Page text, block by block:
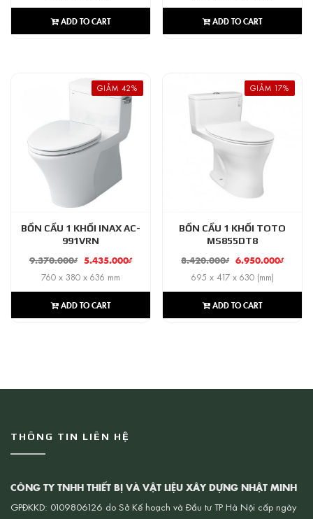
ADD TO CART ADD TO CART
GIẢM 42%
BỒN CẦU 1 KHỐI INAX AC-
991VRN
9.370.000₫ 5.435.000₫
760 x 380 x 636 mm
ADD TO CART
GIẢM 17%
BỒN CẦU 1 KHỐI TOTO
MS855DT8
8.420.000₫ 6.950.000₫
695 x 417 x 630 (mm)
ADD TO CART
THÔNG TIN LIÊN HỆ
CÔNG TY TNHH THIẾT BỊ VÀ VẬT LIỆU XÂY DỰNG NHẬT MINH
GPĐKKD: 0109806126 do Sở Kế hoạch và Đầu tư TP Hà Nội cấp ngày